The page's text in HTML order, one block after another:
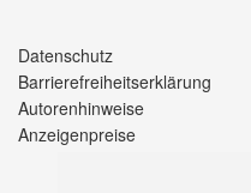
Datenschutz
Barrierefreiheitserklärung
Autorenhinweise
Anzeigenpreise